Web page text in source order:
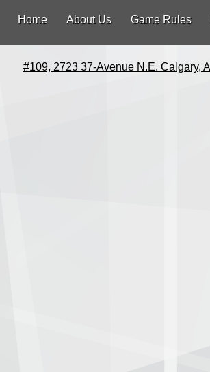
Home About Us Game Rules
#109, 2723 37-Avenue N.E. Calgary,